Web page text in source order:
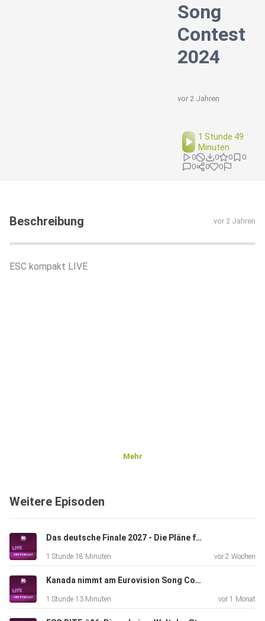
Song
Contest
2024
vor 2 Jahren
1 Stunde 49
Minuten
0 0 0
0
0
0 0
Beschreibung vor 2 Jahren
ESC kompakt LIVE
Mehr
Weitere Episoden
Das deutsche Finale 2027 - Die Pläne für den Vorentscheid zum Eurovision Song Contest
1 Stunde 18 Minuten vor 2 Wochen
Kanada nimmt am Eurovision Song Contest 2027 teil
1 Stunde 13 Minuten vor 1 Monat